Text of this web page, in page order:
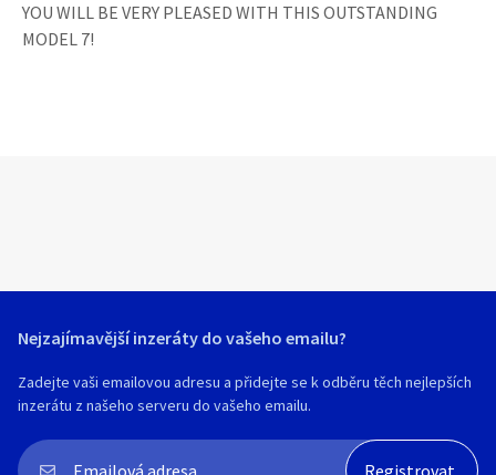
YOU WILL BE VERY PLEASED WITH THIS OUTSTANDING
MODEL 7!
Nejzajímavější inzeráty do vašeho emailu?
Zadejte vaši emailovou adresu a přidejte se k odběru těch nejlepších
inzerátu z našeho serveru do vašeho emailu.